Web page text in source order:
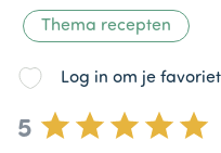
Thema recepten
Log in om je
5